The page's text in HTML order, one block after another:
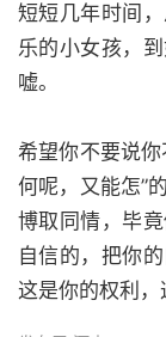
短短几年时间
乐的小女孩，
嘘。
希望你不要说
何呢，又能怎”
博取同情，毕
自信的，把你
这是你的权利，